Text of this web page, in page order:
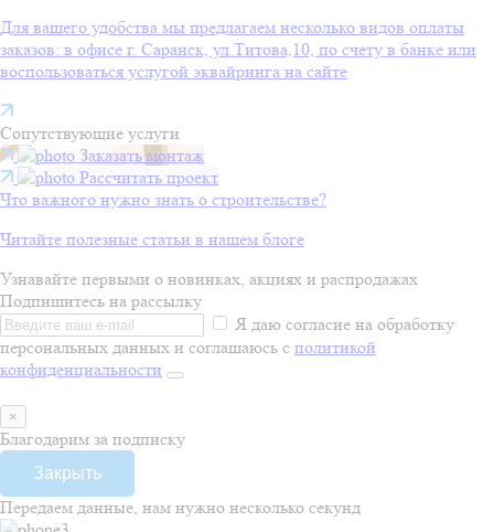
Для вашего удобства мы предлагаем несколько видов оплаты
заказов: в офисе г. Саранск, ул.Титова,10, по счету в банке или
воспользоваться услугой эквайринга на сайте
Сопутствующие услуги
Заказать монтаж
Рассчитать проект
Что важного нужно знать о строительстве?
Читайте полезные статьи в нашем блоге
Узнавайте первыми о новинках, акциях и распродажах
Подпишитесь на рассылку
Я даю согласие на обработку
персональных данных и соглашаюсь с политикой
конфиденциальности
×
Благодарим за подписку
Закрыть
Передаем данные, нам нужно несколько секунд